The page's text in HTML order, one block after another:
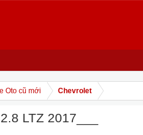
Oto cũ mới Chevrolet
LTZ 2017___